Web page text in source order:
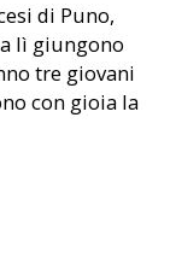
di Puno,
lì giungono
tre giovani
con gioia la